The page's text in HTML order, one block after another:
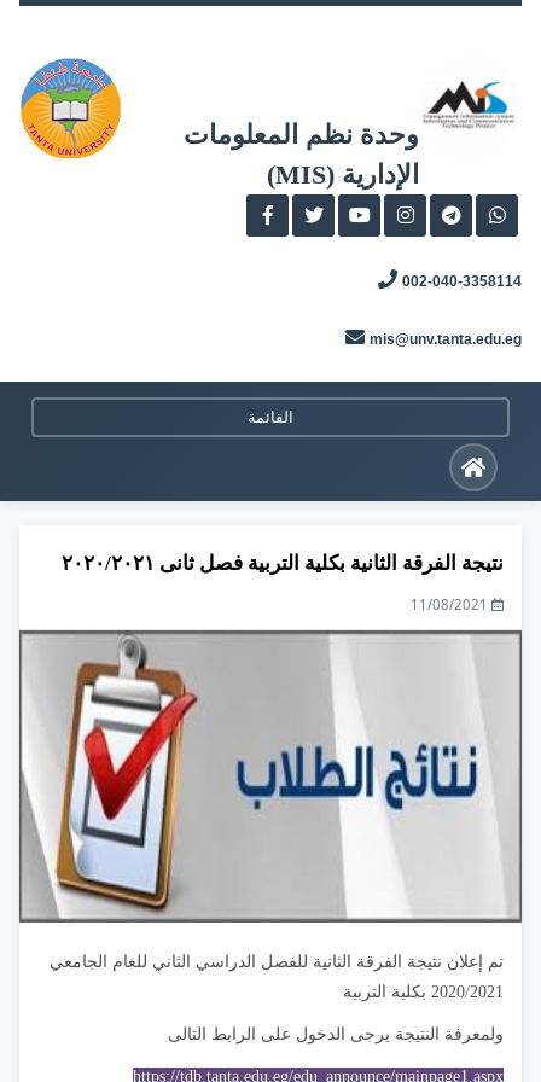
وحدة نظم المعلومات
الإدارية (MIS)
002-040-3358114
mis@unv.tanta.edu.eg
القائمة
نتيجة الفرقة الثانية بكلية التربية فصل ثانى ٢٠٢٠/٢٠٢١
11/08/2021
تم إعلان نتيجة الفرقة الثانية للفصل الدراسي الثاني للعام الجامعي
2020/2021 بكلية التربية
ولمعرفة النتيجة يرجى الدخول على الرابط التالى
https://tdb.tanta.edu.eg/edu_announce/mainpage1.aspx